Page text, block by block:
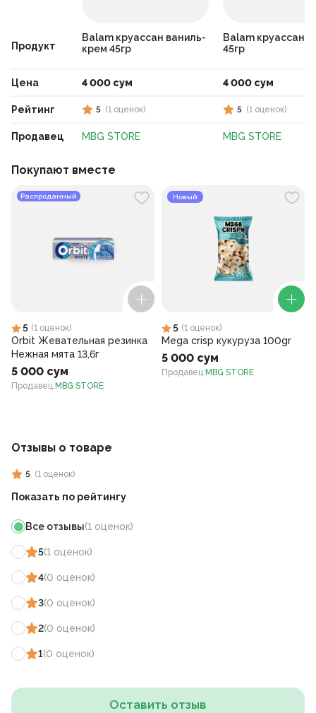
Продукт
Цена
Рейтинг
Продавец
Balam круассан ваниль-
крем 45гр
4 000 сум
5 (1 оценок)
MBG STORE
Balam круассан
45гр
4 000 сум
5 (1 оценок)
MBG STORE
Покупают вместе
Распроданный
5 (1 оценок)
Orbit Жевательная резинка
Нежная мята 13,6г
5 000 сум
Продавец: MBG STORE
Новый
5 (1 оценок)
Mega crisp кукуруза 100gr
5 000 сум
Продавец: MBG STORE
Отзывы о товаре
5 (1 оценок)
Показать по рейтингу
Все отзывы(1 оценок)
5(1 оценок)
4(0 оценок)
3(0 оценок)
2(0 оценок)
1(0 оценок)
Оставить отзыв